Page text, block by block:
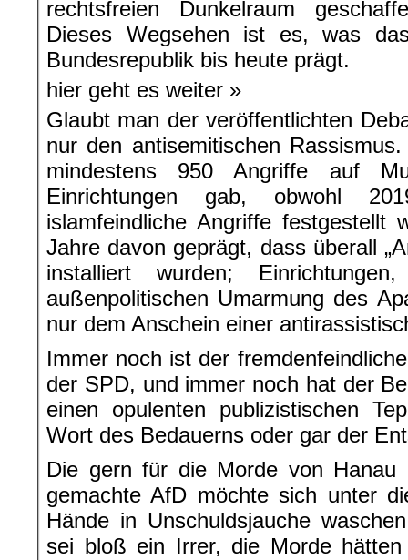
Dieses Wegsehen ist es, was
Bundesrepublik bis heute prägt.
hier geht es weiter »
Glaubt man der veröffentlichten
nur den antisemitischen
mindestens 950 Angriffe auf
Einrichtungen gab, obwohl
islamfeindliche Angriffe festgestellt
Jahre davon geprägt, dass überall
installiert wurden;
außenpolitischen Umarmung des
nur dem Anschein einer
Immer noch ist der
der SPD, und immer noch hat der
einen opulenten publizistischen
Wort des Bedauerns oder gar der
Die gern für die Morde von Hanau
gemachte AfD möchte sich unter
Hände in Unschuldsjauche
sei bloß ein Irrer, die Morde
behauptet die AfD-Führung.